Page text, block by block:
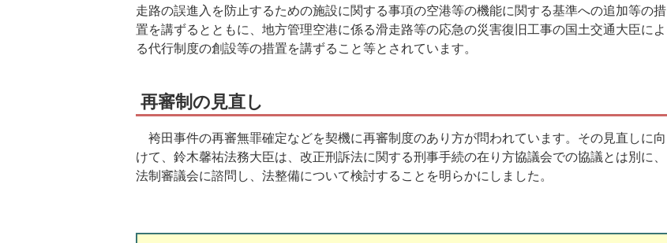
走路の誤進入を防止するための施設に関する事項の空港等の機能に関する基準への追加等の措
置を講ずるとともに、地方管理空港に係る滑走路等の応急の災害復旧工事の国土交通大臣によ
る代行制度の創設等の措置を講ずること等とされています。
再審制の見直し
袴田事件の再審無罪確定などを契機に再審制度のあり方が問われています。その見直しに向
けて、鈴木馨祐法務大臣は、改正刑訴法に関する刑事手続の在り方協議会での協議とは別に、
法制審議会に諮問し、法整備について検討することを明らかにしました。